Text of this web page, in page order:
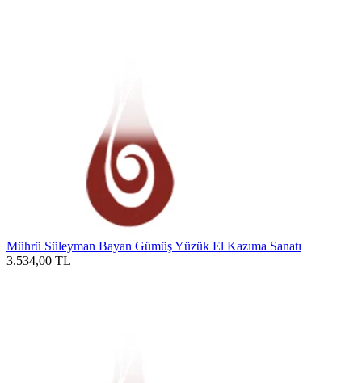
Mührü Süleyman Bayan Gümüş Yüzük El Kazıma Sanatı
3.534,00 TL